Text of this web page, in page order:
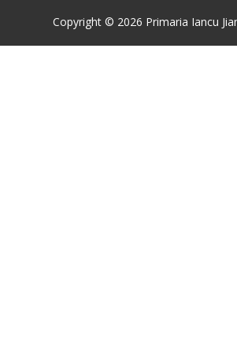
Copyright © 2026 Primaria Iancu